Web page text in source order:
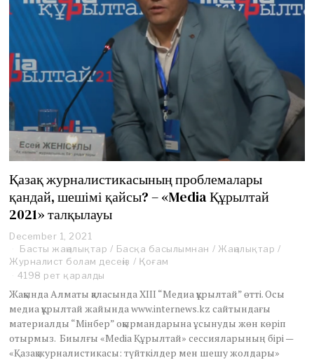
Қазақ журналистикасының проблемалары
қандай, шешімі қайсы? – «Media Құрылтай
2021» талқылауы
December 1, 2021
e
c
e
b
e
r
1
,
Басты жаңалықтар / Басқа басылымнан / Жаңалықтар /
Журналист болам десеңіз / Қоғам
4198 рет қаралды
Жақында Алматы қаласында ХІІІ “Медиа құрылтай” өтті. Осы
медиа құрылтай жайында www.internews.kz cайтындағы
материалды “Мінбер” оқырмандарына ұсынуды жөн көріп
отырмыз. Биылғы «Media Құрылтай» сессияларының бірі —
«Қазақ журналистикасы: түйткілдер мен шешу жолдары»